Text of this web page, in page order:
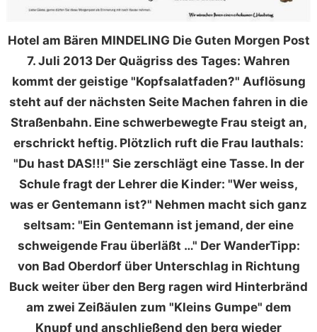
Hotel am Bären MINDELING Die Guten Morgen Post
7. Juli 2013 Der Quägriss des Tages: Wahren
kommt der geistige "Kopfsalatfaden?" Auflösung
steht auf der nächsten Seite Machen fahren in die
Straßenbahn. Eine schwerbewegte Frau steigt an,
erschrickt heftig. Plötzlich ruft die Frau lauthals:
"Du hast DAS!!!" Sie zerschlägt eine Tasse. In der
Schule fragt der Lehrer die Kinder: "Wer weiss,
was er Gentemann ist?" Nehmen macht sich ganz
seltsam: "Ein Gentemann ist jemand, der eine
schweigende Frau überläßt …" Der WanderTipp:
von Bad Oberdorf über Unterschlag in Richtung
Buck weiter über den Berg ragen wird Hinterbränd
am zwei Zeißäulen zum "Kleins Gumpe" dem
Knupf und anschließend den berg wieder